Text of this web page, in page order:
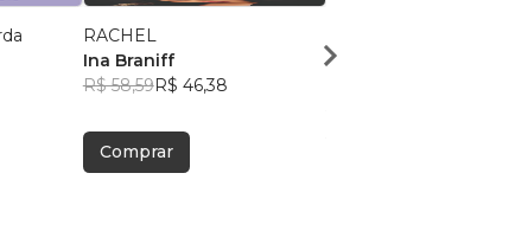
RACHEL
Ina Braniff
R$ 58,59R$ 46,38
Comprar
MULTIEMPRESÁRIO